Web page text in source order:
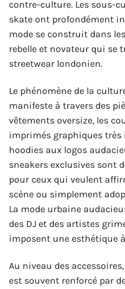
contre-culture. Les sous-
skate ont profondément
mode se construit dans
rebelle et novateur qui se
streetwear londonien.
Le phénomène de la
manifeste à travers des
vêtements oversize, les
imprimés graphiques très
hoodies aux logos
sneakers exclusives sont
pour ceux qui veulent
scène ou simplement
La mode urbaine
des DJ et des artistes
imposent une esthétique
Au niveau des
est souvent renforcé par